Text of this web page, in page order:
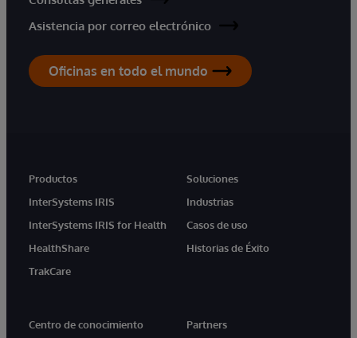
Asistencia por correo electrónico
Oficinas en todo el mundo
Productos
InterSystems IRIS
InterSystems IRIS for Health
HealthShare
TrakCare
Soluciones
Industrias
Casos de uso
Historias de Éxito
Centro de conocimiento
Partners